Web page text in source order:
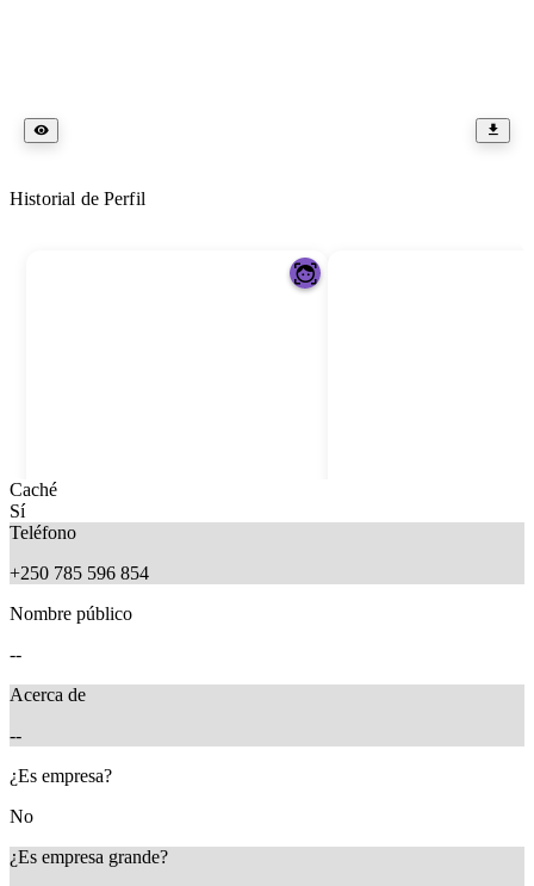
Historial de Perfil
9 months ago
Caché
Sí
Teléfono
+250 785 596 854
Nombre público
--
Acerca de
--
¿Es empresa?
No
¿Es empresa grande?